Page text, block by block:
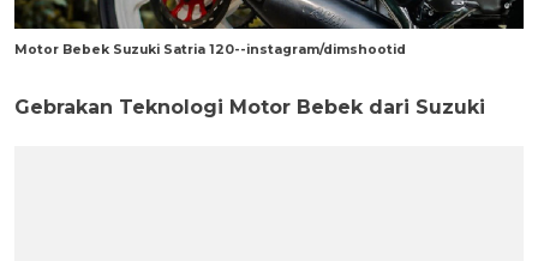
Motor Bebek Suzuki Satria 120--instagram/dimshootid
Gebrakan Teknologi Motor Bebek dari Suzuki